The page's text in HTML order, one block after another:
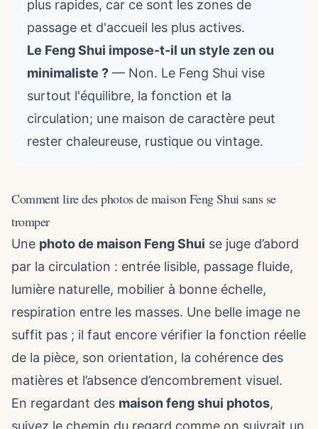
plus rapides, car ce sont les zones de
passage et d'accueil les plus actives.
Le Feng Shui impose-t-il un style zen ou
minimaliste ? — Non. Le Feng Shui vise
surtout l'équilibre, la fonction et la
circulation; une maison de caractère peut
rester chaleureuse, rustique ou vintage.
Comment lire des photos de maison Feng Shui sans se
tromper
Une photo de maison Feng Shui se juge d’abord
par la circulation : entrée lisible, passage fluide,
lumière naturelle, mobilier à bonne échelle,
respiration entre les masses. Une belle image ne
suffit pas ; il faut encore vérifier la fonction réelle
de la pièce, son orientation, la cohérence des
matières et l’absence d’encombrement visuel.
En regardant des maison feng shui photos,
suivez le chemin du regard comme on suivrait un